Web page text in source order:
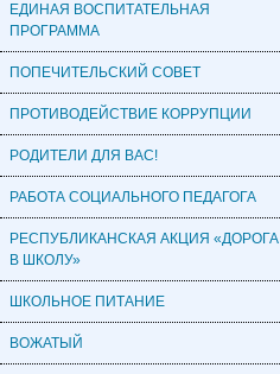
ЕДИНАЯ ВОСПИТАТЕЛЬНАЯ
ПРОГРАММА
ПОПЕЧИТЕЛЬСКИЙ СОВЕТ
ПРОТИВОДЕЙСТВИЕ КОРРУПЦИИ
РОДИТЕЛИ ДЛЯ ВАС!
РАБОТА СОЦИАЛЬНОГО ПЕДАГОГА
РЕСПУБЛИКАНСКАЯ АКЦИЯ «ДОРОГА
В ШКОЛУ»
ШКОЛЬНОЕ ПИТАНИЕ
ВОЖАТЫЙ